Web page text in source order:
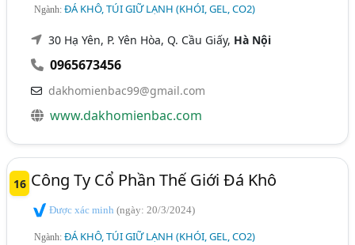
Ngành:ĐÁ KHÔ, TÚI GIỮ LẠNH (KHÓI, GEL, CO2)
30 Hạ Yên, P. Yên Hòa, Q. Cầu Giấy, Hà Nội
0965673456
dakhomienbac99@gmail.com
www.dakhomienbac.com
16 Công Ty Cổ Phần Thế Giới Đá Khô
Được xác minh(ngày: 20/3/2024)
Ngành:ĐÁ KHÔ, TÚI GIỮ LẠNH (KHÓI, GEL, CO2)